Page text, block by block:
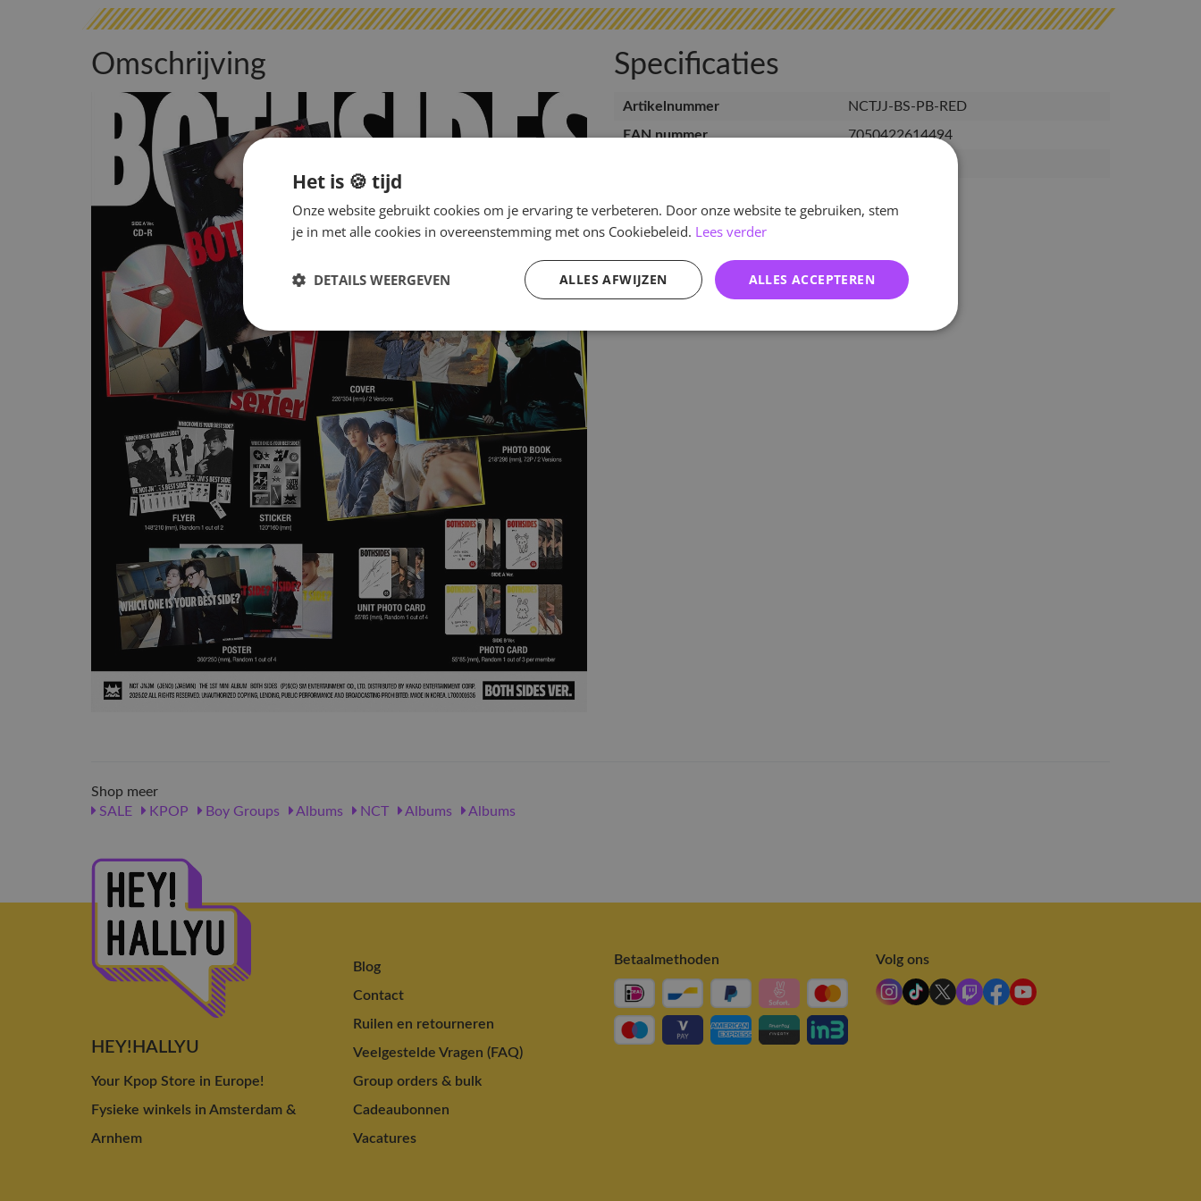
Omschrijving Specificaties
Artikelnummer
NCTJJ-BS-PB-RED
EAN nummer
7050422614494
Shop meer
SALE
KPOP Boy Groups Albums NCT Albums Albums
HEY!HALLYU
Your Kpop Store in Europe!
Fysieke winkels in Amsterdam &
Arnhem
Blog
Contact
Ruilen en retourneren
Veelgestelde Vragen (FAQ)
Group orders & bulk
Cadeaubonnen
Vacatures
Betaalmethoden Volg ons
Het is 🍪 tijd
Onze website gebruikt cookies om je ervaring te verbeteren. Door onze website te gebruiken, stem
je in met alle cookies in overeenstemming met ons Cookiebeleid. Lees verder
ALLES ACCEPTEREN
ALLES AFWIJZEN
DETAILS WEERGEVEN